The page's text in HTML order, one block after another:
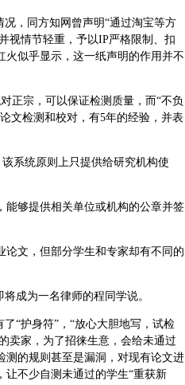
，同方知网曾声明“通过淘宝等方
视情节轻重，予以IP严格限制、扣
似乎显示，这一纸声明的作用并不
正宗，可以保证检测质量，而“不负
文检测和校对，有5年的经验，并表
系统原则上只提供给研究机构使
能够提供相关单位或机构的公章并签
文，但部分学生和专家却有不同的
成为一名律师的程同学说。
“护身符”，“放心大胆地写，试检
卖家，为了招徕生意，会给未通过
测的规则甚至是漏洞，对现有论文进
不少自测未通过的学生“重获新